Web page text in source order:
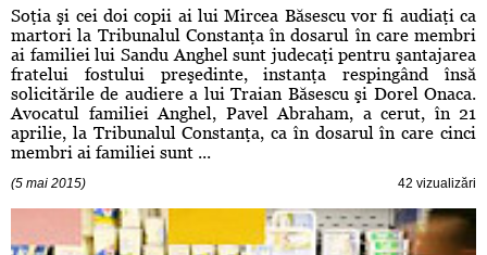
Soţia şi cei doi copii ai lui Mircea Băsescu vor fi audiaţi ca
martori la Tribunalul Constanţa în dosarul în care membri
ai familiei lui Sandu Anghel sunt judecaţi pentru şantajarea
fratelui fostului preşedinte, instanţa respingând însă
solicitările de audiere a lui Traian Băsescu şi Dorel Onaca.
Avocatul familiei Anghel, Pavel Abraham, a cerut, în 21
aprilie, la Tribunalul Constanţa, ca în dosarul în care cinci
membri ai familiei sunt ...
(5 mai 2015) 42 vizualizări